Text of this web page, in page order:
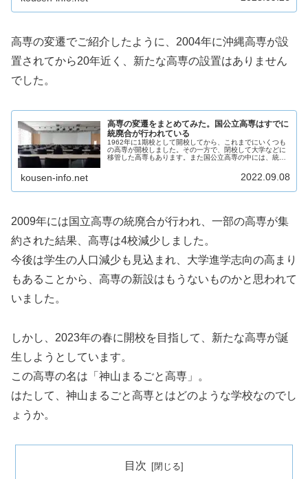
高専の変遷でご紹介したように、2004年に沖縄高専が設
置されてから20年近く、新たな高専の設置はありません
でした。
高専の変遷をまとめてみた。国公立高専はすでに
統廃合が行われている
1962年に1期校として開校してから、これまでにいくつも
の高専が開校しました。その一方で、閉校して大学などに
移管した高専もあります。また国公立高専の中には、統廃
kousen-info.net 2022.09.08
2009年には国立高専の統廃合が行われ、一部の高専が集
約された結果、高専は4校減少しました。
今後は学生の人口減少も見込まれ、大学進学志向の高まり
もあることから、高専の新設はもうないものかと思われて
いました。
しかし、2023年の春に開校を目指して、新たな高専が誕
生しようとしています。
この高専の名は「神山まるごと高専」。
はたして、神山まるごと高専とはどのような学校なのでし
ょうか。
目次